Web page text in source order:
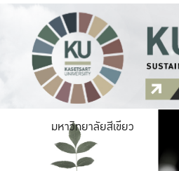
มหาวิทยาลัยสีเขียว